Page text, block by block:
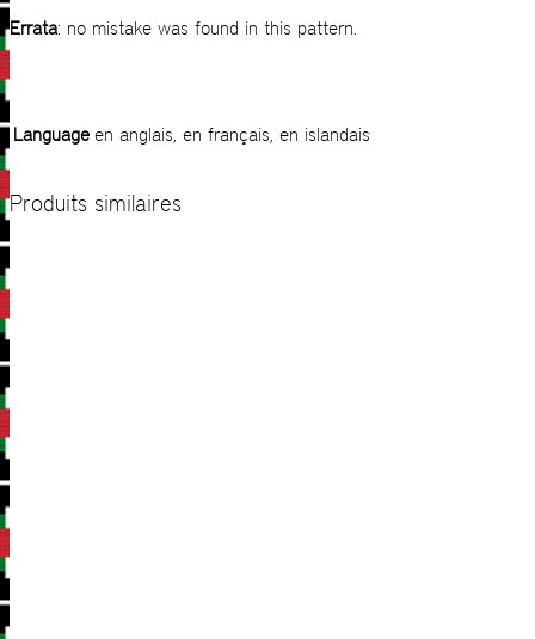
Errata: no mistake was found in this pattern.
Language en anglais, en français, en islandais
Produits similaires